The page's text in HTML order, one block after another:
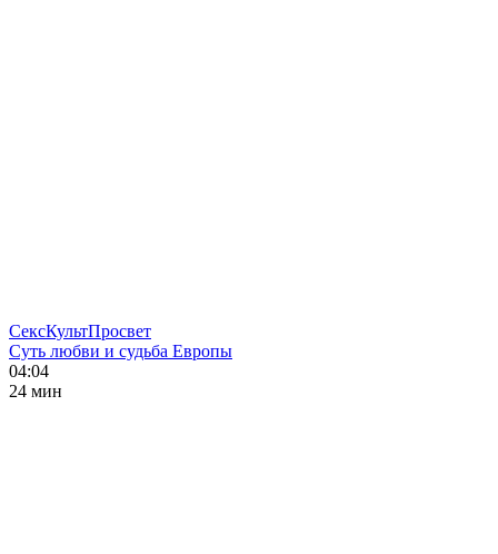
СексКультПросвет
Суть любви и судьба Европы
04:04
24 мин